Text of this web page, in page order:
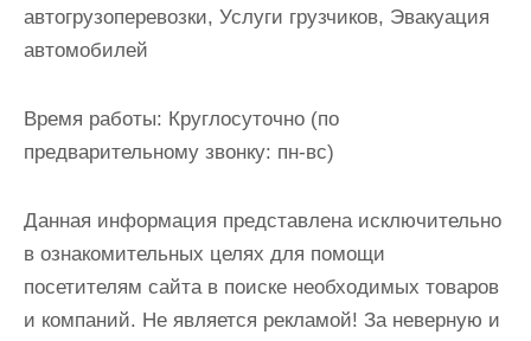
автогрузоперевозки, Услуги грузчиков, Эвакуация
автомобилей
Время работы: Круглосуточно (по
предварительному звонку: пн-вс)
Данная информация представлена исключительно
в ознакомительных целях для помощи
посетителям сайта в поиске необходимых товаров
и компаний. Не является рекламой! За неверную и